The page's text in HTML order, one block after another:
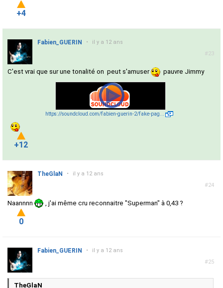
+4
#23
Fabien_GUERIN • il y a 12 ans
C'est vrai que sur une tonalité on peut s'amuser pauvre Jimmy
https://soundcloud.com/fabien-guerin-2/fake-pag...
+12
#24
TheGlaN • il y a 12 ans
Naannnn , j'ai même cru reconnaitre "Superman" à 0,43 ?
0
#25
Fabien_GUERIN • il y a 12 ans
TheGlaN